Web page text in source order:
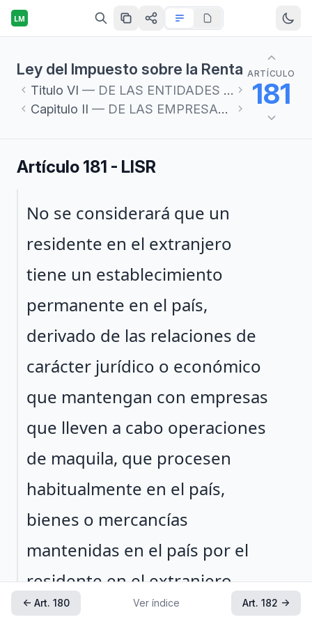
LM
Ley del Impuesto sobre la Renta
Titulo VI — DE LAS ENTIDADES EXTRANJERAS CONTROLADAS SUJETAS A REGÍMENES FISCALES PREFERENTES, DE LAS EMPRESAS MULTINACIONALES Y DE LAS OPERACIONES CELEBRADAS ENTRE PARTES RELACIONADAS
Capitulo II — DE LAS EMPRESAS MULTINACIONALES Y DE LAS OPERACIONES CELEBRADAS ENTRE PARTES RELACIONADAS
ARTÍCULO
181
Artículo 181 - LISR
Párrafo 1
No se considerará que un
residente en el extranjero
tiene un establecimiento
permanente en el país,
derivado de las relaciones de
carácter jurídico o económico
que mantengan con empresas
que lleven a cabo operaciones
de maquila, que procesen
habitualmente en el país,
bienes o mercancías
mantenidas en el país por el
residente en el extranjero,
utilizando activos
← Art. 180 Ver índice Art. 182 →